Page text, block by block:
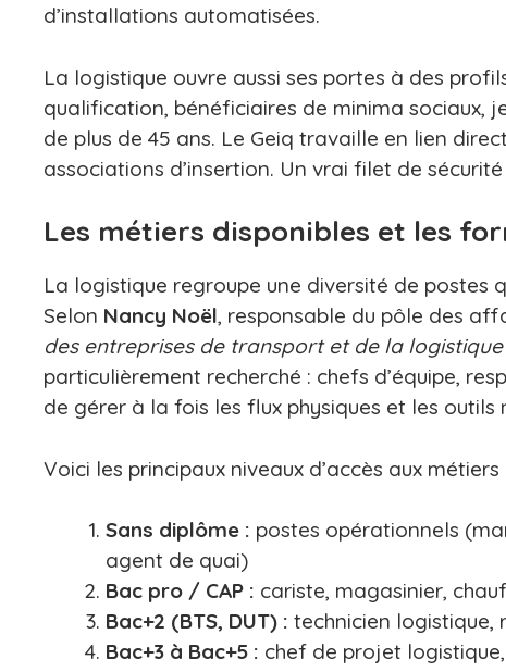
d’installations automatisées.
La logistique ouvre aussi ses portes à des
qualification, bénéficiaires de minima sociaux,
de plus de 45 ans. Le Geiq travaille en lien
associations d’insertion. Un vrai filet de
Les métiers disponibles et les
La logistique regroupe une diversité de postes
Selon Nancy Noël, responsable du pôle des
des entreprises de transport et de la
particulièrement recherché : chefs d’équipe,
de gérer à la fois les flux physiques et les outils
Voici les principaux niveaux d’accès aux métiers
Sans diplôme : postes opérationnels
agent de quai)
Bac pro / CAP : cariste, magasinier,
Bac+2 (BTS, DUT) : technicien logistique,
Bac+3 à Bac+5 : chef de projet